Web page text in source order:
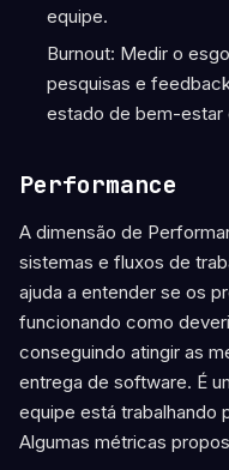
equipe​.
Burnout: Medir o
pesquisas e
estado de bem-estar
Performance
A dimensão de
sistemas e fluxos de
ajuda a entender se os
funcionando como
conseguindo atingir as
entrega de software. É
equipe está trabalhando
Algumas métricas